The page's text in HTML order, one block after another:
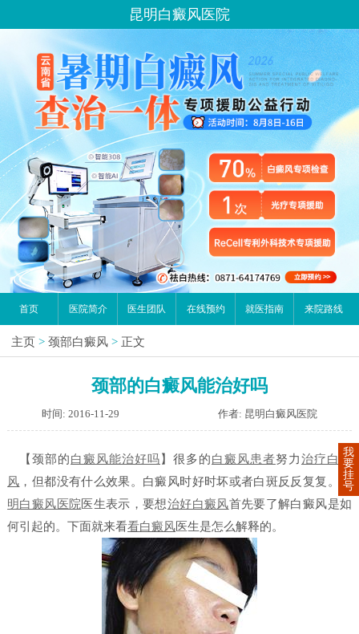
昆明白癜风医院
首页 医院简介 医生团队 在线预约 就医指南 来院路线
主页 > 颈部白癜风 > 正文
颈部的白癜风能治好吗
时间: 2016-11-29 作者: 昆明白癜风医院
【颈部的白癜风能治好吗 】很多的白癜风患者努力治疗白癜
风 ，但都没有什么效果。白癜风时好时坏或者白斑反反复复。
昆
明白癜风医院医生表示，要想治好白癜风首先要了解白癜风是如
何引起的。下面就来看看白癜风医生是怎么解释的。
我
要
挂
号